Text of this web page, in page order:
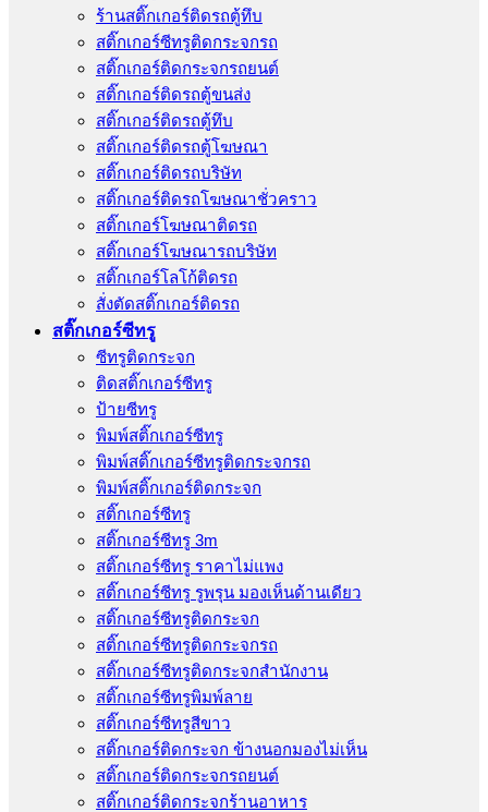
ร้านสติ๊กเกอร์ติดรถตู้ทึบ
สติ๊กเกอร์ซีทรูติดกระจกรถ
สติ๊กเกอร์ติดกระจกรถยนต์
สติ๊กเกอร์ติดรถตู้ขนส่ง
สติ๊กเกอร์ติดรถตู้ทึบ
สติ๊กเกอร์ติดรถตู้โฆษณา
สติ๊กเกอร์ติดรถบริษัท
สติ๊กเกอร์ติดรถโฆษณาชั่วคราว
สติ๊กเกอร์โฆษณาติดรถ
สติ๊กเกอร์โฆษณารถบริษัท
สติ๊กเกอร์โลโก้ติดรถ
สั่งตัดสติ๊กเกอร์ติดรถ
สติ๊กเกอร์ซีทรู
ซีทรูติดกระจก
ติดสติ๊กเกอร์ซีทรู
ป้ายซีทรู
พิมพ์สติ๊กเกอร์ซีทรู
พิมพ์สติ๊กเกอร์ซีทรูติดกระจกรถ
พิมพ์สติ๊กเกอร์ติดกระจก
สติ๊กเกอร์ซีทรู
สติ๊กเกอร์ซีทรู 3m
สติ๊กเกอร์ซีทรู ราคาไม่แพง
สติ๊กเกอร์ซีทรู รูพรุน มองเห็นด้านเดียว
สติ๊กเกอร์ซีทรูติดกระจก
สติ๊กเกอร์ซีทรูติดกระจกรถ
สติ๊กเกอร์ซีทรูติดกระจกสำนักงาน
สติ๊กเกอร์ซีทรูพิมพ์ลาย
สติ๊กเกอร์ซีทรูสีขาว
สติ๊กเกอร์ติดกระจก ข้างนอกมองไม่เห็น
สติ๊กเกอร์ติดกระจกรถยนต์
สติ๊กเกอร์ติดกระจกร้านอาหาร